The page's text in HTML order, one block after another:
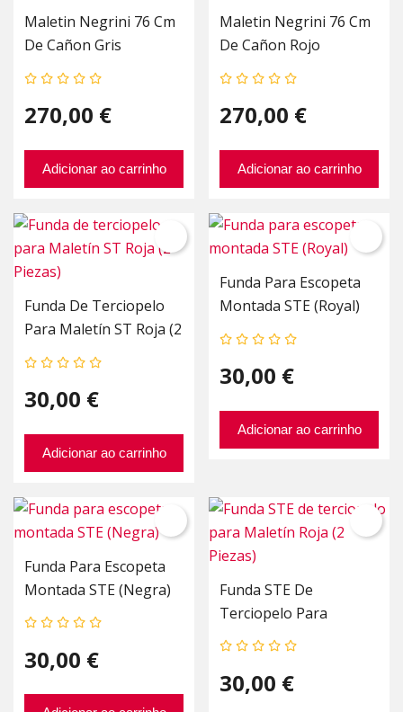
Maletin Negrini 76 Cm
De Cañon Gris
270,00 €
Adicionar ao carrinho
Maletin Negrini 76 Cm
De Cañon Rojo
270,00 €
Adicionar ao carrinho
Funda De Terciopelo
Para Maletín ST Roja (2
Piezas)
30,00 €
Adicionar ao carrinho
Funda Para Escopeta
Montada STE (Royal)
30,00 €
Adicionar ao carrinho
Funda Para Escopeta
Montada STE (Negra)
30,00 €
Funda STE De
Terciopelo Para
Maletín Roja (2 Piezas)
30,00 €